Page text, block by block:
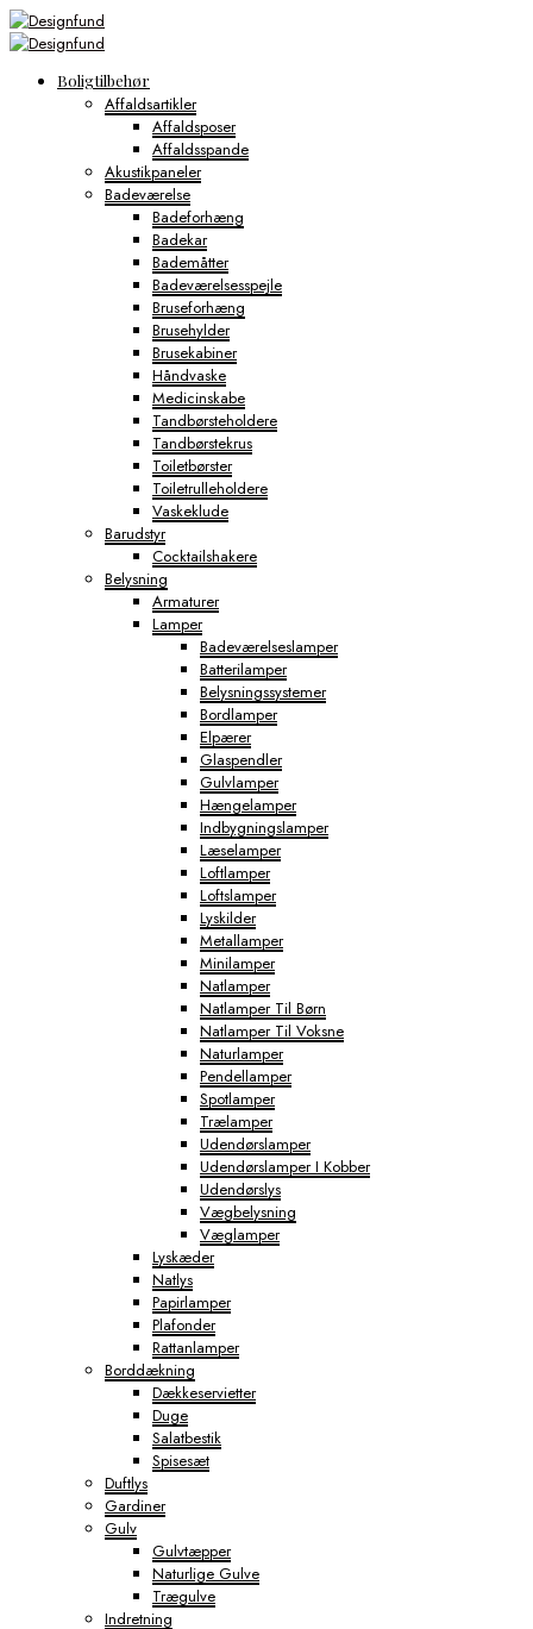
Boligtilbehør
Affaldsartikler
Affaldsposer
Affaldsspande
Akustikpaneler
Badeværelse
Badeforhæng
Badekar
Bademåtter
Badeværelsesspejle
Bruseforhæng
Brusehylder
Brusekabiner
Håndvaske
Medicinskabe
Tandbørsteholdere
Tandbørstekrus
Toiletbørster
Toiletrulleholdere
Vaskeklude
Barudstyr
Cocktailshakere
Belysning
Armaturer
Lamper
Badeværelseslamper
Batterilamper
Belysningssystemer
Bordlamper
Elpærer
Glaspendler
Gulvlamper
Hængelamper
Indbygningslamper
Læselamper
Loftlamper
Loftslamper
Lyskilder
Metallamper
Minilamper
Natlamper
Natlamper Til Børn
Natlamper Til Voksne
Naturlamper
Pendellamper
Spotlamper
Trælamper
Udendørslamper
Udendørslamper I Kobber
Udendørslys
Vægbelysning
Væglamper
Lyskæder
Natlys
Papirlamper
Plafonder
Rattanlamper
Borddækning
Dækkeservietter
Duge
Salatbestik
Spisesæt
Duftlys
Gardiner
Gulv
Gulvtæpper
Naturlige Gulve
Trægulve
Indretning